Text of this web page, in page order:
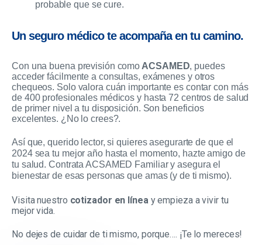
probable que se cure.
Un seguro médico te acompaña en tu camino.
Con una buena previsión como ACSAMED, puedes
acceder fácilmente a consultas, exámenes y otros
chequeos. Solo valora cuán importante es contar con más
de 400 profesionales médicos y hasta 72 centros de salud
de primer nivel a tu disposición. Son beneficios
excelentes. ¿No lo crees?.
Así que, querido lector, si quieres asegurarte de que el
2024 sea tu mejor año hasta el momento, hazte amigo de
tu salud. Contrata ACSAMED Familiar y asegura el
bienestar de esas personas que amas (y de ti mismo).
Visita nuestro cotizador en línea y empieza a vivir tu
mejor vida.
No dejes de cuidar de ti mismo, porque…. ¡Te lo mereces!